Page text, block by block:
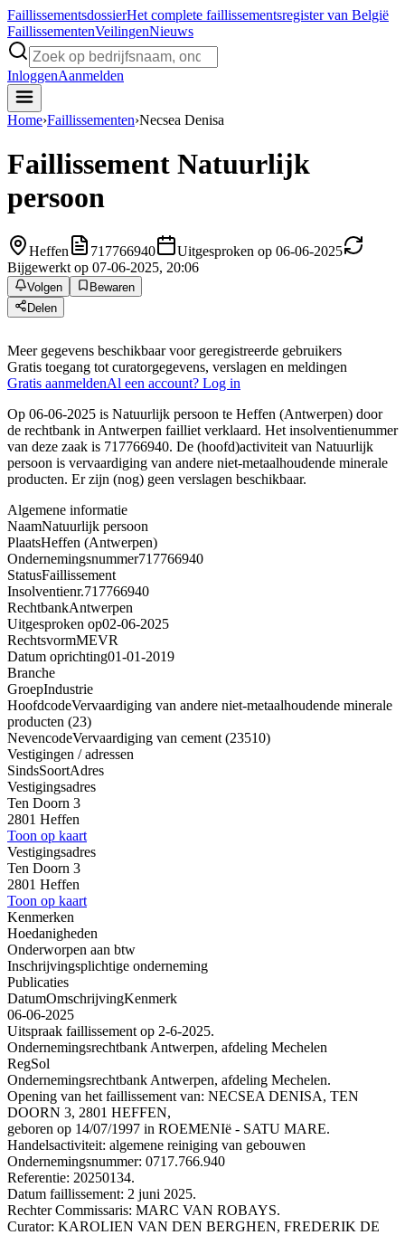
FaillissementsdossierHet complete faillissementsregister van België
FaillissementenVeilingenNieuws
InloggenAanmelden
Home›Faillissementen›Necsea Denisa
Faillissement Natuurlijk
persoon
Heffen 717766940
Uitgesproken op 06-06-2025
Bijgewerkt op 07-06-2025, 20:06
Volgen
Bewaren
Delen
Meer gegevens beschikbaar voor geregistreerde gebruikers
Gratis toegang tot curatorgegevens, verslagen en meldingen
Gratis aanmeldenAl een account? Log in
Op 06-06-2025 is Natuurlijk persoon te Heffen (Antwerpen) door
de rechtbank in Antwerpen failliet verklaard. Het insolventienummer
van deze zaak is 717766940. De (hoofd)activiteit van Natuurlijk
persoon is vervaardiging van andere niet-metaalhoudende minerale
producten. Er zijn (nog) geen verslagen beschikbaar.
Algemene informatie
NaamNatuurlijk persoon
PlaatsHeffen (Antwerpen)
Ondernemingsnummer717766940
StatusFaillissement
Insolventienr.717766940
RechtbankAntwerpen
Uitgesproken op02-06-2025
RechtsvormMEVR
Datum oprichting01-01-2019
Branche
GroepIndustrie
HoofdcodeVervaardiging van andere niet-metaalhoudende minerale
producten (23)
NevencodeVervaardiging van cement (23510)
Vestigingen / adressen
SindsSoortAdres
Vestigingsadres
Ten Doorn 3
2801 Heffen
Toon op kaart
Vestigingsadres
Ten Doorn 3
2801 Heffen
Toon op kaart
Kenmerken
Hoedanigheden
Onderworpen aan btw
Inschrijvingsplichtige onderneming
Publicaties
DatumOmschrijvingKenmerk
06-06-2025
Uitspraak faillissement op 2-6-2025.
Ondernemingsrechtbank Antwerpen, afdeling Mechelen
RegSol
Ondernemingsrechtbank Antwerpen, afdeling Mechelen.
Opening van het faillissement van: NECSEA DENISA, TEN
DOORN 3, 2801 HEFFEN,
geboren op 14/07/1997 in ROEMENIë - SATU MARE.
Handelsactiviteit: algemene reiniging van gebouwen
Ondernemingsnummer: 0717.766.940
Referentie: 20250134.
Datum faillissement: 2 juni 2025.
Rechter Commissaris: MARC VAN ROBAYS.
Curator: KAROLIEN VAN DEN BERGHEN, FREDERIK DE